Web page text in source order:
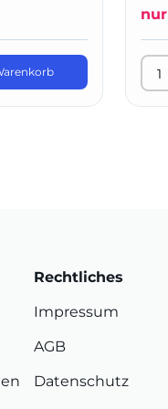
nur
Rechtliches
Impressum
AGB
Datenschutz